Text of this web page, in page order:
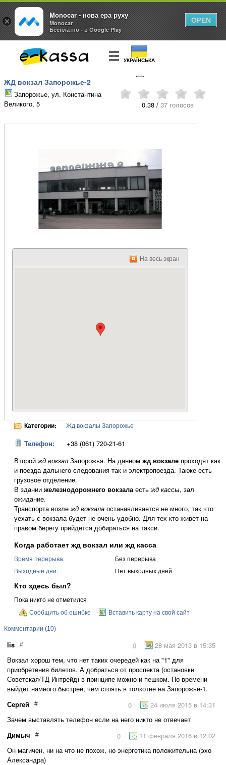
УКРАЇНСЬКА
КУПИТЬБИЛЕТ
ЖД вокзал Запорожье-2
0.38 / 37 голосов
Запорожье, ул. Константина
Великого, 5
На весь экран
Категории: Жд вокзалы Запорожье
Телефон:
+38 (061) 720-21-61
Второйжд вокзал Запорожья. На данном жд вокзале проходят как
и поезда дальнего следования так и электропоезда. Также есть
грузовое отделение.
В здании железнодорожнего вокзалаестьжд кассы, зал
ожидание.
Транспорта возлежд вокзала останавливается не много, так что
уехать с вокзала будет не очень удобно. Для тех кто живет на
правом берегу прийдется добираться на такси.
Когда работает жд вокзал или жд касса
Время перерыва:
Без перерыва
Выходные дни:
Нет выходных дней
Кто здесь был?
Пока никто не отметился
Сообщить об ошибке Вставить карту на свой сайт
Комментарии (10)
lis # 28 мая 2013 в 15:35
0
Вокзал хорош тем, что нет таких очередей как на "1" для
приобретения билетов. А добраться от проспекта (остановки
Советская/ТД Интрейд) в принципе можно и пешком. По времени
выйдет намного быстрее, чем стоять в толкотне на Запорожье-1.
Сергей
# 24 июля 2015 в 14:31
0
Зачем выставлять телефон если на него никто не отвечает
Димыч
# 11 февраля 2016 в 12:02
0
Он магичен, ни на что не похож, но энергетика положительна (эхо
Александра)
×
Monocar - нова ера руху
Monocar
Бесплатно - в Google Play
OPEN